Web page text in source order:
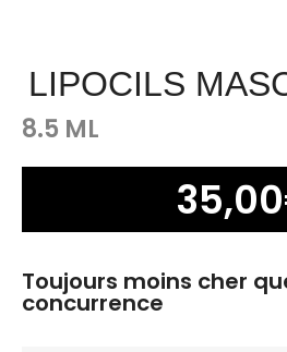
LIPOCILS
8.5 ML
35,00
Toujours moins cher
concurrence